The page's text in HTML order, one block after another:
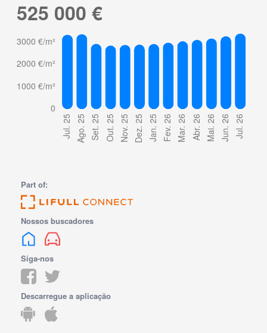
525 000 €
Part of:
Nossos buscadores
Siga-nos
Descarregue a aplicação